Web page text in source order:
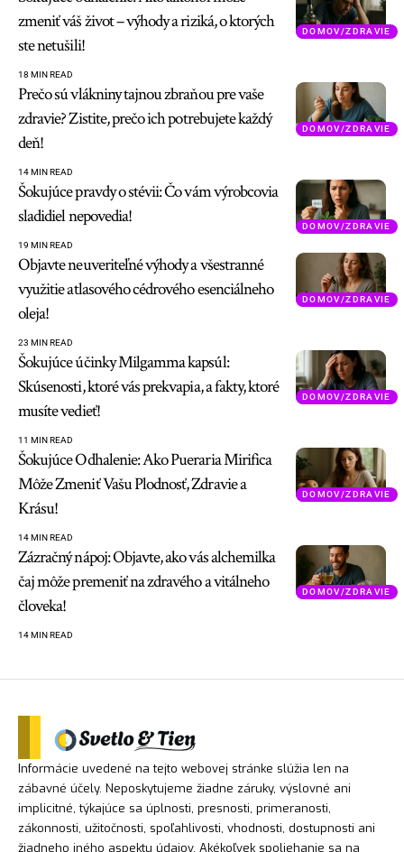
DOMOV/ZDRAVIE
zmeniť váš život – výhody a riziká, o ktorých
ste netušili!
18 MIN READ
DOMOV/ZDRAVIE
Prečo sú vlákniny tajnou zbraňou pre vaše
zdravie? Zistite, prečo ich potrebujete každý
deň!
14 MIN READ
DOMOV/ZDRAVIE
Šokujúce pravdy o stévii: Čo vám výrobcovia
sladidiel nepovedia!
19 MIN READ
DOMOV/ZDRAVIE
Objavte neuveriteľné výhody a všestranné
využitie atlasového cédrového esenciálneho
oleja!
23 MIN READ
DOMOV/ZDRAVIE
Šokujúce účinky Milgamma kapsúl:
Skúsenosti, ktoré vás prekvapia, a fakty, ktoré
musíte vedieť!
11 MIN READ
DOMOV/ZDRAVIE
Šokujúce Odhalenie: Ako Pueraria Mirifica
Môže Zmeniť Vašu Plodnosť, Zdravie a
Krásu!
14 MIN READ
DOMOV/ZDRAVIE
Zázračný nápoj: Objavte, ako vás alchemilka
čaj môže premeniť na zdravého a vitálneho
človeka!
14 MIN READ
Informácie uvedené na tejto webovej stránke slúžia len na
zábavné účely. Neposkytujeme žiadne záruky, výslovné ani
implicitné, týkajúce sa úplnosti, presnosti, primeranosti,
zákonnosti, užitočnosti, spoľahlivosti, vhodnosti, dostupnosti ani
žiadneho iného aspektu údajov. Akékoľvek spoliehanie sa na